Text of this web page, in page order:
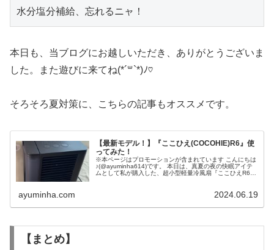
水分塩分補給、忘れるニャ！
本日も、当ブログにお越しいただき、ありがとうございま
した。また遊びに来てね(*´꒳`*)ﾉ♡
そろそろ夏対策に、こちらの記事もオススメです。
【最新モデル！】『ここひえ(COCOHIE)R6』使
ってみた！
※本ページはプロモーションが含まれています こんにちは
♪(@ayuminha614)です。 本日は、真夏の夜の快眠アイテ
ムとして私が購入した、超小型軽量冷風扇『ここひえR6』
ayuminha.com 2024.06.19
【まとめ】